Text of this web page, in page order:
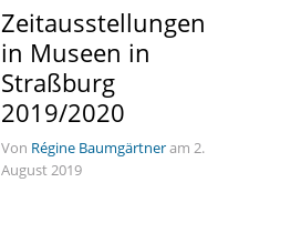
Zeitausstellungen
in Museen in
Straßburg
2019/2020
Von Régine Baumgärtneram 2.
August 2019